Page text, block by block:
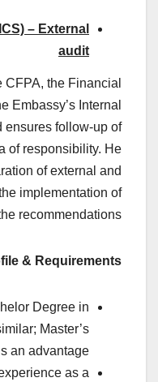
– External
audit
CFPA, the Financial
Embassy’s Internal
ensures follow-up of
of responsibility. He
of external and
implementation of
recommendations.
& Requirements
Degree in
Master’s
an advantage.
as a